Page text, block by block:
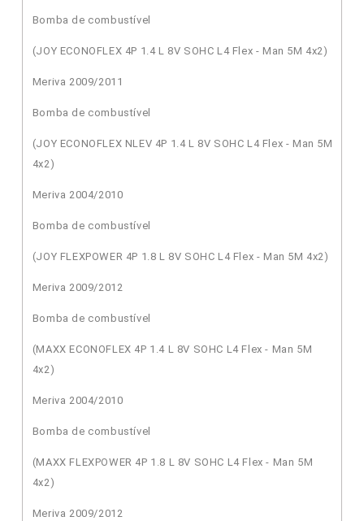
Bomba de combustível
(JOY ECONOFLEX 4P 1.4 L 8V SOHC L4 Flex - Man 5M 4x2)
Meriva 2009/2011
Bomba de combustível
(JOY ECONOFLEX NLEV 4P 1.4 L 8V SOHC L4 Flex - Man 5M
4x2)
Meriva 2004/2010
Bomba de combustível
(JOY FLEXPOWER 4P 1.8 L 8V SOHC L4 Flex - Man 5M 4x2)
Meriva 2009/2012
Bomba de combustível
(MAXX ECONOFLEX 4P 1.4 L 8V SOHC L4 Flex - Man 5M
4x2)
Meriva 2004/2010
Bomba de combustível
(MAXX FLEXPOWER 4P 1.8 L 8V SOHC L4 Flex - Man 5M
4x2)
Meriva 2009/2012